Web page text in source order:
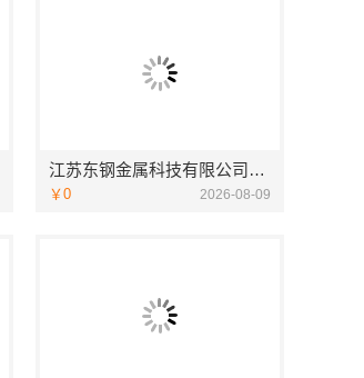
江苏东钢金属科技有限公司全屋不锈钢定制生产基地兴化
￥0 2026-08-09